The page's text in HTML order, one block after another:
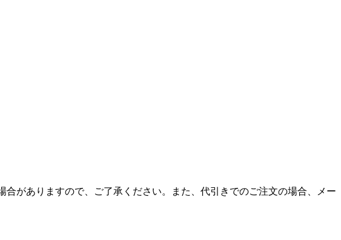
がありますので、ご了承ください。また、代引きでのご注文の場合、メー